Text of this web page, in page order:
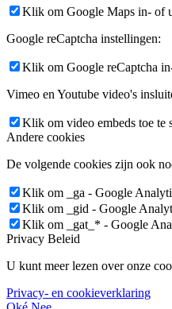
Klik om Google Maps in- of
Google reCaptcha instellingen:
Klik om Google reCaptcha
Vimeo en Youtube video's
Klik om video embeds toe te
Andere cookies
De volgende cookies zijn ook
Klik om _ga - Google
Klik om _gid - Google
Klik om _gat_* - Google
Privacy Beleid
U kunt meer lezen over onze
Privacy- en cookieverklaring